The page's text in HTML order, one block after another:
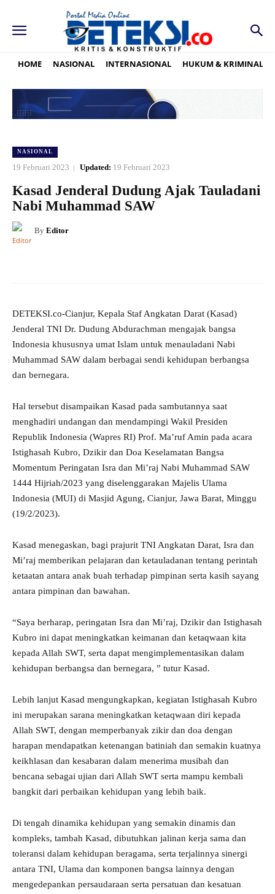
HOME NASIONAL INTERNASIONAL HUKUM & KRIMINAL
NASIONAL
19 Februari 2023 Updated: 19 Februari 2023
Kasad Jenderal Dudung Ajak Tauladani
Nabi Muhammad SAW
By Editor
DETEKSI.co-Cianjur, Kepala Staf Angkatan Darat (Kasad)
Jenderal TNI Dr. Dudung Abdurachman mengajak bangsa
Indonesia khususnya umat Islam untuk menauladani Nabi
Muhammad SAW dalam berbagai sendi kehidupan berbangsa
dan bernegara.
Hal tersebut disampaikan Kasad pada sambutannya saat
menghadiri undangan dan mendampingi Wakil Presiden
Republik Indonesia (Wapres RI) Prof. Ma’ruf Amin pada acara
Istighasah Kubro, Dzikir dan Doa Keselamatan Bangsa
Momentum Peringatan Isra dan Mi’raj Nabi Muhammad SAW
1444 Hijriah/2023 yang diselenggarakan Majelis Ulama
Indonesia (MUI) di Masjid Agung, Cianjur, Jawa Barat, Minggu
(19/2/2023).
Kasad menegaskan, bagi prajurit TNI Angkatan Darat, Isra dan
Mi’raj memberikan pelajaran dan ketauladanan tentang perintah
ketaatan antara anak buah terhadap pimpinan serta kasih sayang
antara pimpinan dan bawahan.
“Saya berharap, peringatan Isra dan Mi’raj, Dzikir dan Istighasah
Kubro ini dapat meningkatkan keimanan dan ketaqwaan kita
kepada Allah SWT, serta dapat mengimplementasikan dalam
kehidupan berbangsa dan bernegara, ” tutur Kasad.
Lebih lanjut Kasad mengungkapkan, kegiatan Istighasah Kubro
ini merupakan sarana meningkatkan ketaqwaan diri kepada
Allah SWT, dengan memperbanyak zikir dan doa dengan
harapan mendapatkan ketenangan batiniah dan semakin kuatnya
keikhlasan dan kesabaran dalam menerima musibah dan
bencana sebagai ujian dari Allah SWT serta mampu kembali
bangkit dari perbaikan kehidupan yang lebih baik.
Di tengah dinamika kehidupan yang semakin dinamis dan
kompleks, tambah Kasad, dibutuhkan jalinan kerja sama dan
toleransi dalam kehidupan beragama, serta terjalinnya sinergi
antara TNI, Ulama dan komponen bangsa lainnya dengan
mengedepankan persaudaraan serta persatuan dan kesatuan